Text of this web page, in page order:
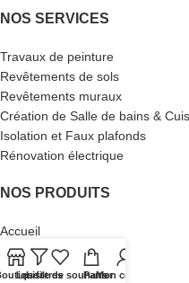
NOS SERVICES
Travaux de peinture
Revêtements de sols
Revêtements muraux
Création de Salle de bains &
Isolation et Faux plafonds
Rénovation électrique
NOS PRODUITS
Accueil
Produits
Nouveautés
Les filtres
Liste de souhaits
Panier
Mon compte